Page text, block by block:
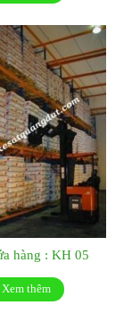
hàng : KH 05
Xem thêm